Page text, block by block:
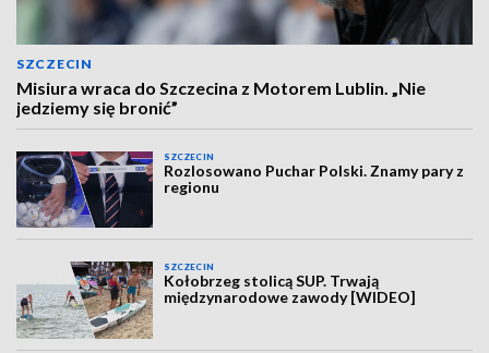
SZCZECIN
Misiura wraca do Szczecina z Motorem Lublin. „Nie
jedziemy się bronić”
SZCZECIN
Rozlosowano Puchar Polski. Znamy pary z
regionu
SZCZECIN
Kołobrzeg stolicą SUP. Trwają
międzynarodowe zawody [WIDEO]